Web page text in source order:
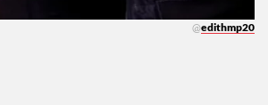
@edithmp20